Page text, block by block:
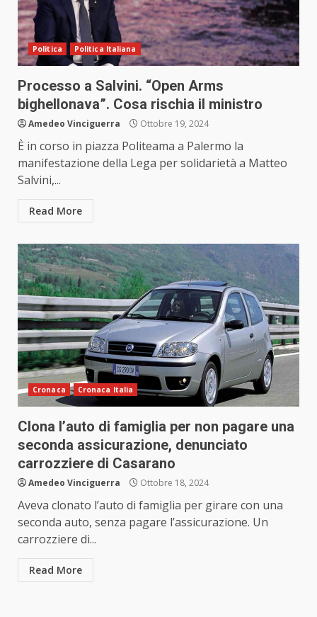
Politica Politica Italiana
Processo a Salvini. “Open Arms
bighellonava”. Cosa rischia il ministro
Amedeo Vinciguerra Ottobre 19, 2024
È in corso in piazza Politeama a Palermo la
manifestazione della Lega per solidarietà a Matteo
Salvini,...
Read More
Cronaca Cronaca Italia
Clona l’auto di famiglia per non pagare una
seconda assicurazione, denunciato
carrozziere di Casarano
Amedeo Vinciguerra Ottobre 18, 2024
Aveva clonato l’auto di famiglia per girare con una
seconda auto, senza pagare l’assicurazione. Un
carrozziere di...
Read More